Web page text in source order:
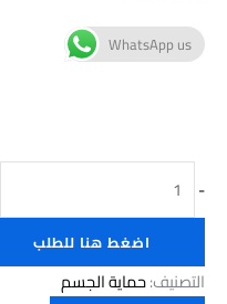
WhatsApp us
-
اضغط هنا للطلب
التصنيف:حماية الجسم